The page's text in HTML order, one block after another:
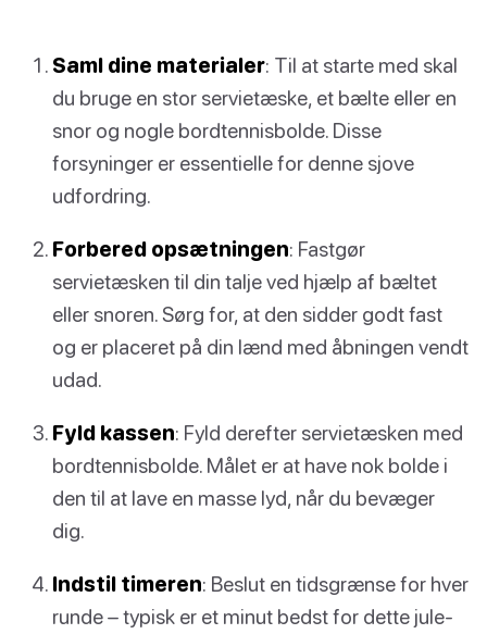
Saml dine materialer: Til at starte med skal
du bruge en stor servietæske, et bælte eller en
snor og nogle bordtennisbolde. Disse
forsyninger er essentielle for denne sjove
udfordring.
Forbered opsætningen: Fastgør
servietæsken til din talje ved hjælp af bæltet
eller snoren. Sørg for, at den sidder godt fast
og er placeret på din lænd med åbningen vendt
udad.
Fyld kassen: Fyld derefter servietæsken med
bordtennisbolde. Målet er at have nok bolde i
den til at lave en masse lyd, når du bevæger
dig.
Indstil timeren: Beslut en tidsgrænse for hver
runde – typisk er et minut bedst for dette jule-